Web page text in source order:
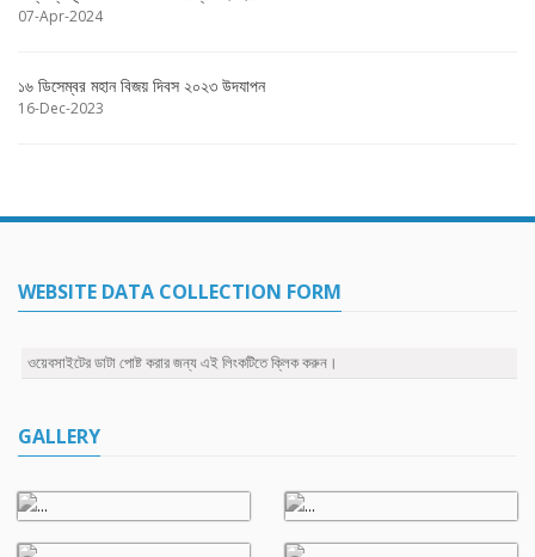
07-Apr-2024
১৬ ডিসেম্বর মহান বিজয় দিবস ২০২৩ উদযাপন
16-Dec-2023
WEBSITE DATA COLLECTION FORM
ওয়েবসাইটের ডাটা পোষ্ট করার জন্য এই লিংকটিতে ক্লিক করুন।
GALLERY